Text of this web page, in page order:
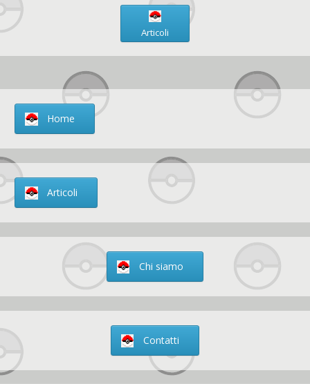
Articoli
Home
Articoli
Chi siamo
Contatti